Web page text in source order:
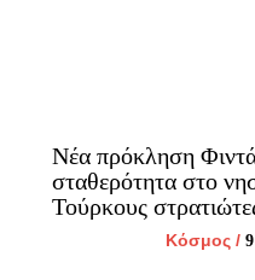
Νέα πρόκληση
σταθερότητα στο
Τούρκους
Κόσμος /